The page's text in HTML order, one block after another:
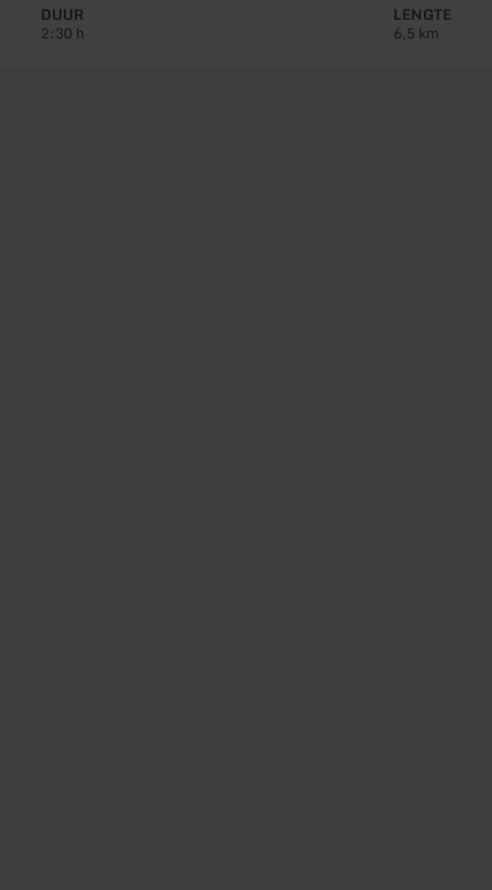
DUUR
2:30 h
LENGTE
6,5 km